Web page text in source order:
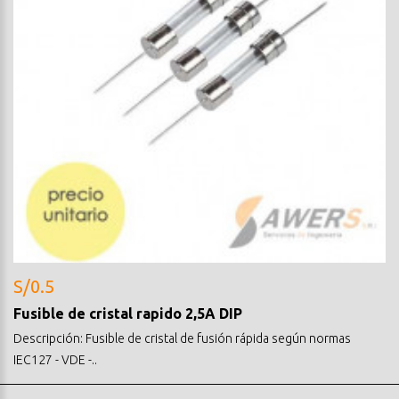
S/0.5
Fusible de cristal rapido 2,5A DIP
Descripción: Fusible de cristal de fusión rápida según normas
IEC127 - VDE -..